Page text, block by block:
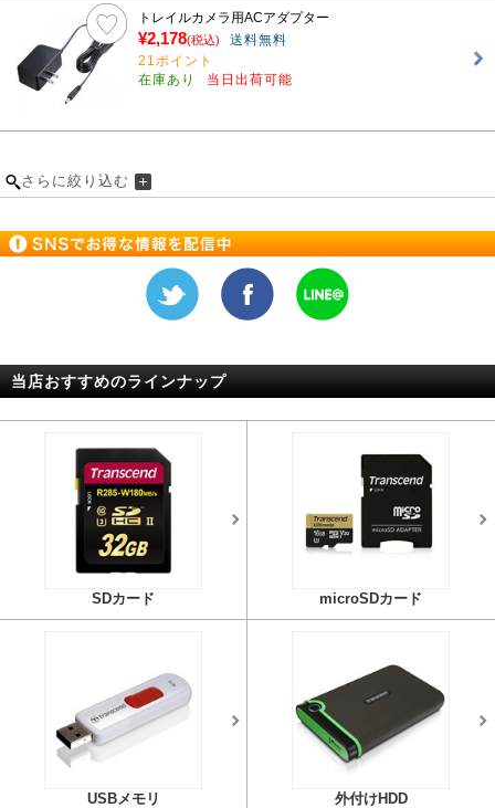
トレイルカメラ用ACアダプター
¥2,178(税込)
送料無料
21ポイント
在庫あり
当日出荷可能
さらに絞り込む
当店おすすめのラインナップ
SDカード microSDカード
USBメモリ 外付けHDD